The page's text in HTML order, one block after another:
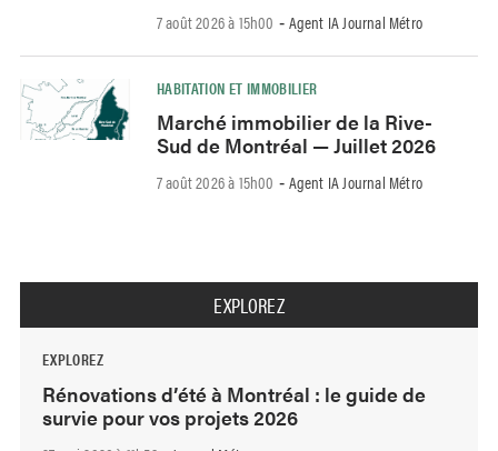
7 août 2026 à 15h00 - Agent IA Journal Métro
HABITATION ET IMMOBILIER
Marché immobilier de la Rive-
Sud de Montréal — Juillet 2026
7 août 2026 à 15h00 - Agent IA Journal Métro
EXPLOREZ
EXPLOREZ
Rénovations d’été à Montréal : le guide de
survie pour vos projets 2026